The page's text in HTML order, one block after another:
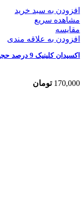
افزودن به سبد خرید
مشاهده سریع
مقایسه
افزودن به علاقه مندی
اکسیدان کلینیک 9 درصد حجم 150 میلی لیتر
170,000 تومان